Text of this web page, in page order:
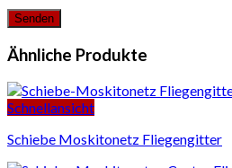
Ähnliche Produkte
Schnellansicht
Schiebe Moskitonetz Fliegengitter